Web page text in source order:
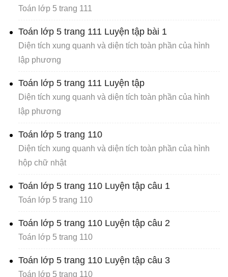
Toán lớp 5 trang 111
Toán lớp 5 trang 111 Luyện tập bài 1
Diện tích xung quanh và diện tích toàn phần của hình
lập phương
Toán lớp 5 trang 111 Luyện tập
Diện tích xung quanh và diện tích toàn phần của hình
lập phương
Toán lớp 5 trang 110
Diện tích xung quanh và diện tích toàn phần của hình
hộp chữ nhật
Toán lớp 5 trang 110 Luyện tập câu 1
Toán lớp 5 trang 110
Toán lớp 5 trang 110 Luyện tập câu 2
Toán lớp 5 trang 110
Toán lớp 5 trang 110 Luyện tập câu 3
Toán lớp 5 trang 110